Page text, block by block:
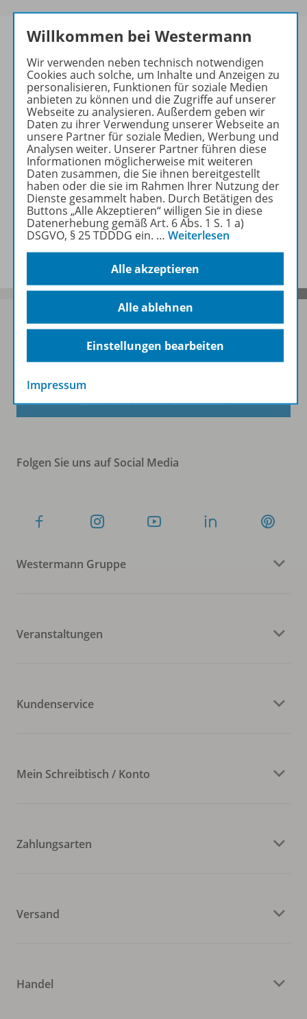
Produktinformationen
Lizenzbedingungen
Zugehörige Produkte
Benachrichtigungs-Service
Sofort profitieren
Zum Newsletter anmelden
Folgen Sie uns auf Social Media
Westermann Gruppe
Veranstaltungen
Kundenservice
Mein Schreibtisch / Konto
Zahlungsarten
Versand
Handel
Willkommen bei Westermann
Wir verwenden neben technisch notwendigen
Cookies auch solche, um Inhalte und Anzeigen zu
personalisieren, Funktionen für soziale Medien
anbieten zu können und die Zugriffe auf unserer
Webseite zu analysieren. Außerdem geben wir
Daten zu ihrer Verwendung unserer Webseite an
unsere Partner für soziale Medien, Werbung und
Analysen weiter. Unserer Partner führen diese
Informationen möglicherweise mit weiteren
Daten zusammen, die Sie ihnen bereitgestellt
haben oder die sie im Rahmen Ihrer Nutzung der
Dienste gesammelt haben. Durch Betätigen des
Buttons „Alle Akzeptieren“ willigen Sie in diese
Datenerhebung gemäß Art. 6 Abs. 1 S. 1 a)
DSGVO, § 25 TDDDG ein. … Weiterlesen
Alle akzeptieren
Alle ablehnen
Einstellungen bearbeiten
Impressum